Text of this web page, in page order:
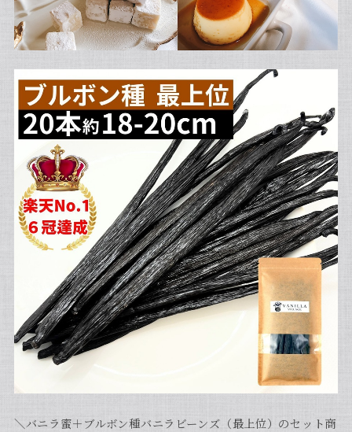
＼バニラ蜜＋ブルボン種バニラビーンズ（最上位）のセット商